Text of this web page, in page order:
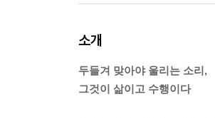
소개
두들겨 맞아야 울리는 소리,
그것이 삶이고 수행이다